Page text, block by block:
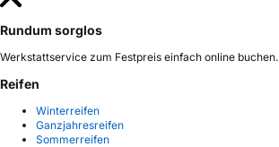
Rundum sorglos
Werkstattservice zum Festpreis einfach online buchen.
Reifen
Winterreifen
Ganzjahresreifen
Sommerreifen